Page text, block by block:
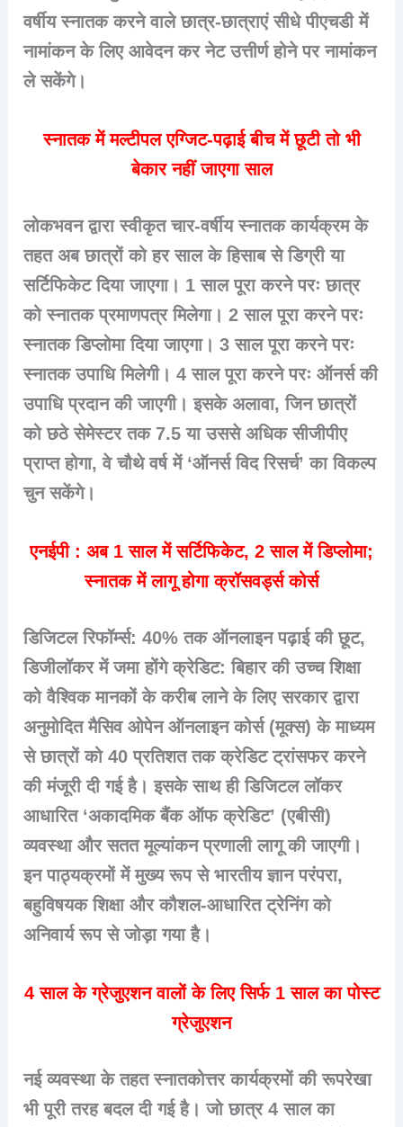
वर्षीय स्नातक करने वाले छात्र-छात्राएं सीधे पीएचडी में
नामांकन के लिए आवेदन कर नेट उत्तीर्ण होने पर नामांकन
ले सकेंगे।
स्नातक में मल्टीपल एग्जिट-पढ़ाई बीच में छूटी तो भी
बेकार नहीं जाएगा साल
लोकभवन द्वारा स्वीकृत चार-वर्षीय स्नातक कार्यक्रम के
तहत अब छात्रों को हर साल के हिसाब से डिग्री या
सर्टिफिकेट दिया जाएगा। 1 साल पूरा करने परः छात्र
को स्नातक प्रमाणपत्र मिलेगा। 2 साल पूरा करने परः
स्नातक डिप्लोमा दिया जाएगा। 3 साल पूरा करने परः
स्नातक उपाधि मिलेगी। 4 साल पूरा करने परः ऑनर्स की
उपाधि प्रदान की जाएगी। इसके अलावा, जिन छात्रों
को छठे सेमेस्टर तक 7.5 या उससे अधिक सीजीपीए
प्राप्त होगा, वे चौथे वर्ष में ‘ऑनर्स विद रिसर्च’ का विकल्प
चुन सकेंगे।
एनईपी : अब 1 साल में सर्टिफिकेट, 2 साल में डिप्लोमा;
स्नातक में लागू होगा क्रॉसवर्ड्स कोर्स
डिजिटल रिफॉर्म्स: 40% तक ऑनलाइन पढ़ाई की छूट,
डिजीलॉकर में जमा होंगे क्रेडिट: बिहार की उच्च शिक्षा
को वैश्विक मानकों के करीब लाने के लिए सरकार द्वारा
अनुमोदित मैसिव ओपेन ऑनलाइन कोर्स (मूक्स) के माध्यम
से छात्रों को 40 प्रतिशत तक क्रेडिट ट्रांसफर करने
की मंजूरी दी गई है। इसके साथ ही डिजिटल लॉकर
आधारित ‘अकादमिक बैंक ऑफ क्रेडिट’ (एबीसी)
व्यवस्था और सतत मूल्यांकन प्रणाली लागू की जाएगी।
इन पाठ्यक्रमों में मुख्य रूप से भारतीय ज्ञान परंपरा,
बहुविषयक शिक्षा और कौशल-आधारित ट्रेनिंग को
अनिवार्य रूप से जोड़ा गया है।
4 साल के ग्रेजुएशन वालों के लिए सिर्फ 1 साल का पोस्ट
ग्रेजुएशन
नई व्यवस्था के तहत स्नातकोत्तर कार्यक्रमों की रूपरेखा
भी पूरी तरह बदल दी गई है। जो छात्र 4 साल का